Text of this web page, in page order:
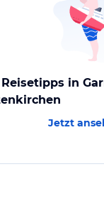
in
Jetzt